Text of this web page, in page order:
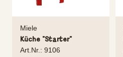
Miele
Küche "Starter"
Art.Nr.: 9106